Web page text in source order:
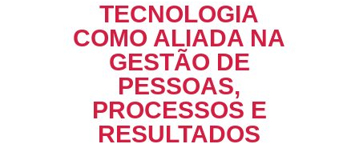
TECNOLOGIA
COMO ALIADA NA
GESTÃO DE
PESSOAS,
PROCESSOS E
RESULTADOS